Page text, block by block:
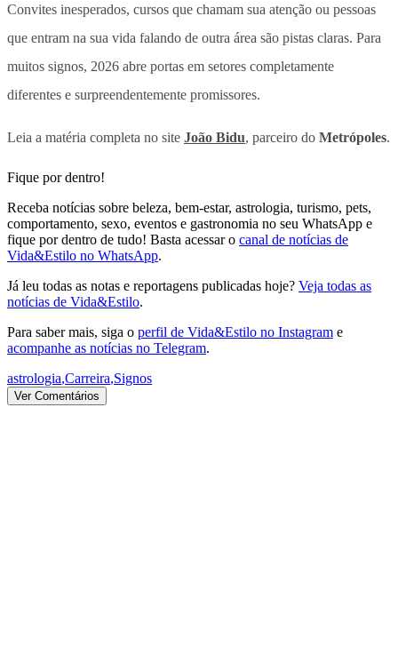
Convites inesperados, cursos que chamam sua atenção ou pessoas
que entram na sua vida falando de outra área são pistas claras. Para
muitos signos, 2026 abre portas em setores completamente
diferentes e surpreendentemente promissores.
Leia a matéria completa no site João Bidu, parceiro do Metrópoles.
Fique por dentro!
Receba notícias sobre beleza, bem-estar, astrologia, turismo, pets,
comportamento, sexo, eventos e gastronomia no seu WhatsApp e
fique por dentro de tudo! Basta acessar o canal de notícias de
Vida&Estilo no WhatsApp.
Já leu todas as notas e reportagens publicadas hoje? Veja todas as
notícias de Vida&Estilo.
Para saber mais, siga o perfil de Vida&Estilo no Instagram e
acompanhe as notícias no Telegram.
astrologia,Carreira,Signos
Ver Comentários